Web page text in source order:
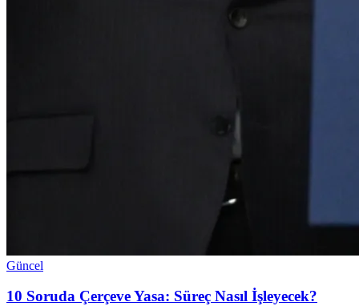
Güncel
10 Soruda Çerçeve Yasa: Süreç Nasıl İşleyecek?